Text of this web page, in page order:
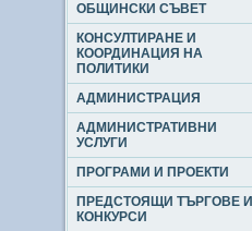
ОБЩИНСКИ СЪВЕТ
КОНСУЛТИРАНЕ И
КООРДИНАЦИЯ НА
ПОЛИТИКИ
АДМИНИСТРАЦИЯ
АДМИНИСТРАТИВНИ
УСЛУГИ
ПРОГРАМИ И ПРОЕКТИ
ПРЕДСТОЯЩИ ТЪРГОВЕ И
КОНКУРСИ